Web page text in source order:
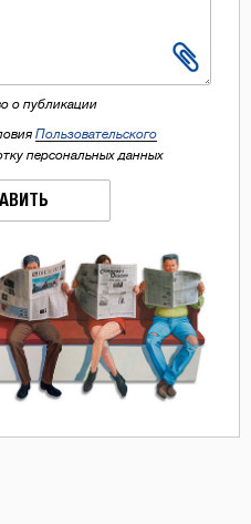
о публикации
Пользовательского
персональных данных